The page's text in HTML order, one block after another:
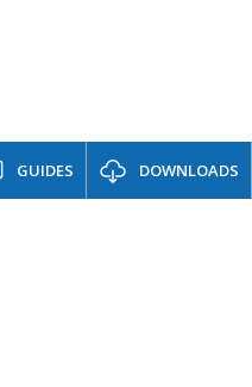
GUIDES DOWNLOADS